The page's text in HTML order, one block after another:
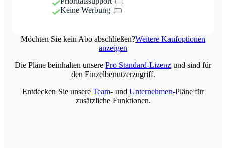
Keine Werbung
Möchten Sie kein Abo abschließen?Weitere Kaufoptionen
anzeigen
Die Pläne beinhalten unsere Pro Standard-Lizenz und sind für
den Einzelbenutzerzugriff.
Entdecken Sie unsere Team- und Unternehmen-Pläne für
zusätzliche Funktionen.